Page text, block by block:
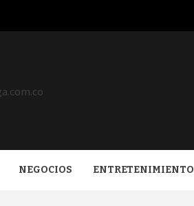
NEGOCIOS ENTRETENIMIENTO